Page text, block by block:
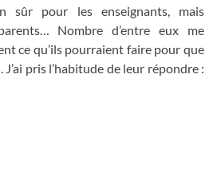
sûr pour les enseignants, mais
Nombre d’entre eux me
ce qu’ils pourraient faire pour que
pris l’habitude de leur répondre :